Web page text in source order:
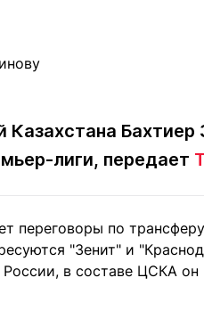
Реклама Пресс-центр
Бахтиер
лиги, передает
переговоры по
"Зенит" и
в составе ЦСКА он